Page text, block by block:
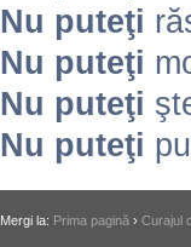
Nu puteţi
Nu puteţi
Nu puteţi
Nu puteţi
Mergi la: Prima pagină › Curajul